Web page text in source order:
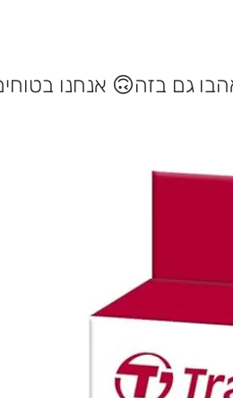
אנחנו בטוחים שתתאהבו גם בזה 🙃